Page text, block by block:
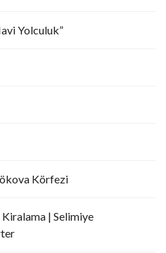
Yolculuk”
Körfezi
| Selimiye